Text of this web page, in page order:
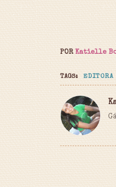
POR Katielle
TAGS: EDITORA